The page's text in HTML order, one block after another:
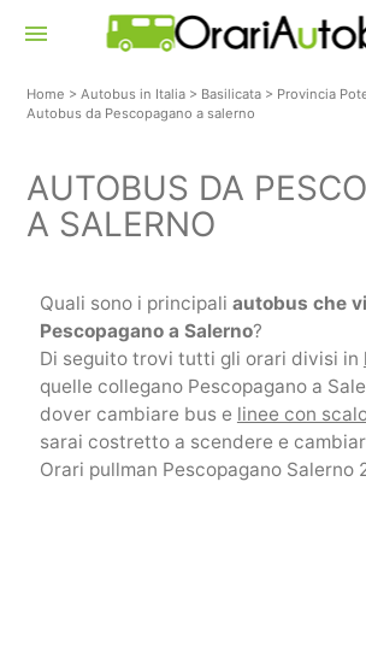
menu
Home >Autobus in Italia > Basilicata > Provincia
Autobus da Pescopagano a salerno
AUTOBUS DA
A SALERNO
Quali sono i principali autobus che
Pescopagano a Salerno?
Di seguito trovi tutti gli orari divisi in
quelle collegano Pescopagano a
dover cambiare bus e linee con
sarai costretto a scendere e
Orari pullman Pescopagano Salerno